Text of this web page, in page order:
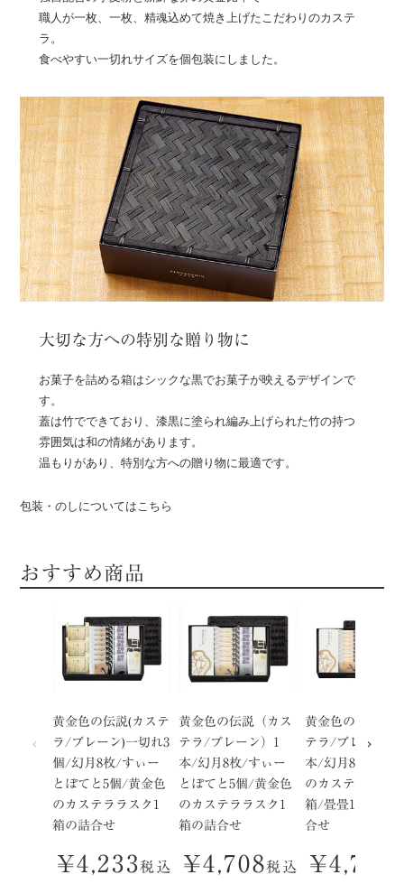
職人が一枚、一枚、精魂込めて焼き上げたこだわりのカステ
ラ。
食べやすい一切れサイズを個包装にしました。
大切な方への特別な贈り物に
お菓子を詰める箱はシックな黒でお菓子が映えるデザインで
す。
蓋は竹でできており、漆黒に塗られ編み上げられた竹の持つ
雰囲気は和の情緒があります。
温もりがあり、特別な方への贈り物に最適です。
包装・のしについてはこちら
おすすめ商品
黄金色の伝説(カステ
ラ/プレーン)一切れ3
個/幻月8枚/すぃー
とぽてと5個/黄金色
のカステララスク1
箱の詰合せ
¥4,233税込
黄金色の伝説（カス
テラ/プレーン）1
本/幻月8枚/すぃー
とぽてと5個/黄金色
のカステララスク1
箱の詰合せ
¥4,708税込
黄金色の伝説（
テラ/プレーン）
本/幻月8枚/黄金
のカステララス
箱/畳畳12枚入の
合せ
¥4,762